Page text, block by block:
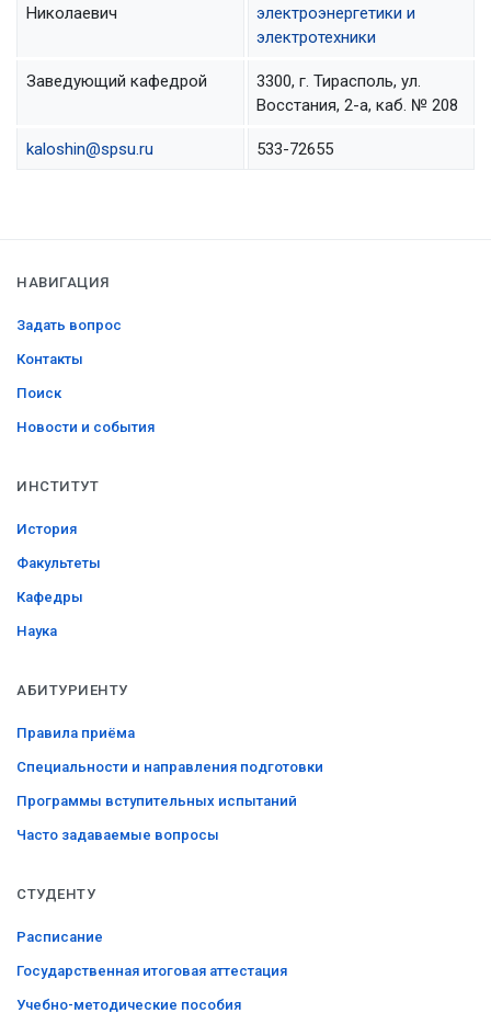
Николаевич
электроэнергетики и
электротехники
Заведующий кафедрой
3300, г. Тирасполь, ул.
Восстания, 2-а, каб. № 208
kaloshin@spsu.ru 533-72655
НАВИГАЦИЯ
Задать вопрос
Контакты
Поиск
Новости и события
ИНСТИТУТ
История
Факультеты
Кафедры
Наука
АБИТУРИЕНТУ
Правила приёма
Специальности и направления подготовки
Программы вступительных испытаний
Часто задаваемые вопросы
СТУДЕНТУ
Расписание
Государственная итоговая аттестация
Учебно-методические пособия